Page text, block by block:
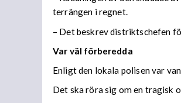
terrängen i regnet.
– Det beskrev distriktschefen
Var väl förberedda
Enligt den lokala polisen var
Det ska röra sig om en tragisk